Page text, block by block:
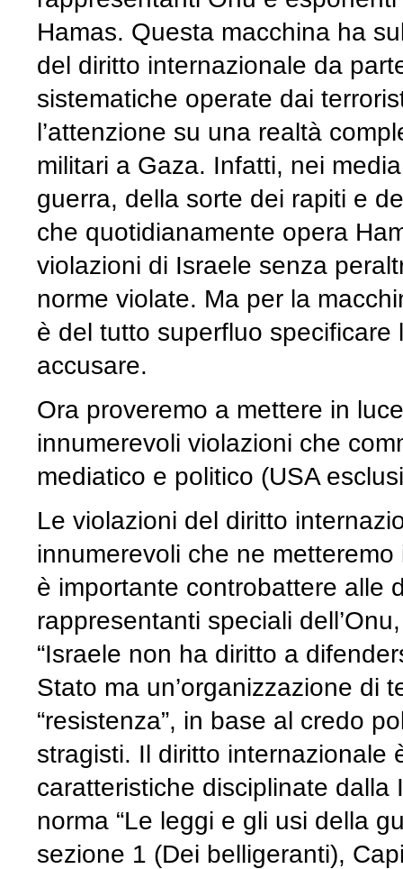
Hamas. Questa macchina ha
del diritto internazionale da
sistematiche operate dai
l’attenzione su una realtà
militari a Gaza. Infatti, nei
guerra, della sorte dei rapiti e
che quotidianamente opera
violazioni di Israele senza
norme violate. Ma per la
è del tutto superfluo
accusare.
Ora proveremo a mettere in
innumerevoli violazioni che
mediatico e politico (USA
Le violazioni del diritto
innumerevoli che ne
è importante controbattere alle
rappresentanti speciali
“Israele non ha diritto a
Stato ma un’organizzazione di
“resistenza”, in base al credo
stragisti. Il diritto internazionale
caratteristiche disciplinate dalla
norma “Le leggi e gli usi della
sezione 1 (Dei belligeranti),